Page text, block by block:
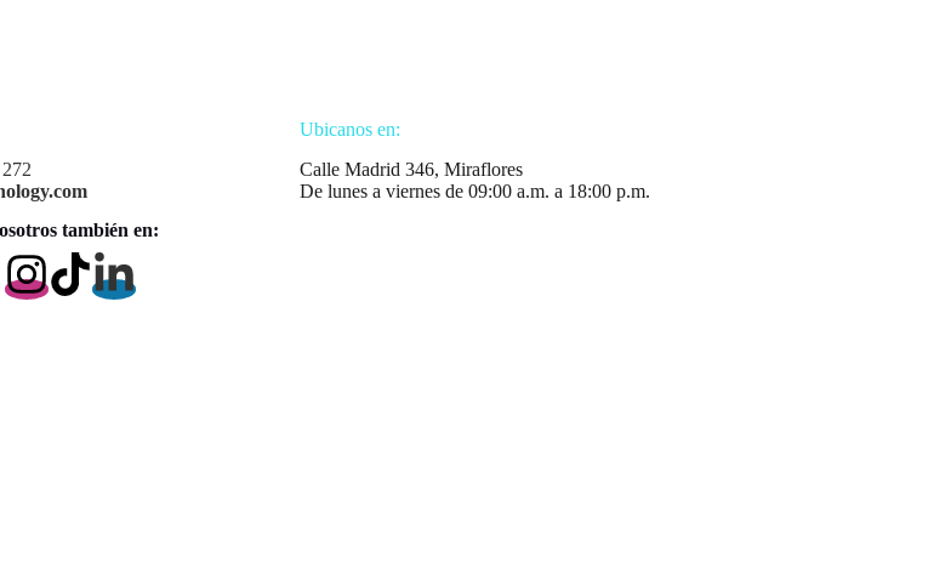
también en:
Ubicanos en:
Calle Madrid 346, Miraflores
De lunes a viernes de 09:00 a.m. a 18:00 p.m.